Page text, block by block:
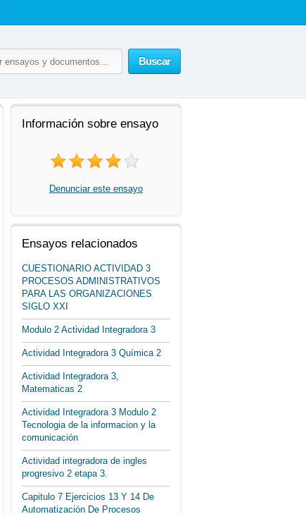
Buscar
Información sobre ensayo
Denunciar este ensayo
Ensayos relacionados
CUESTIONARIO ACTIVIDAD 3
PROCESOS ADMINISTRATIVOS
PARA LAS ORGANIZACIONES
SIGLO XXI
Modulo 2 Actividad Integradora 3
Actividad Integradora 3 Química 2
Actividad Integradora 3,
Matematicas 2
Actividad Integradora 3 Modulo 2
Tecnologia de la informacion y la
comunicación
Actividad integradora de ingles
progresivo 2 etapa 3.
Capitulo 7 Ejercicios 13 Y 14 De
Automatización De Procesos